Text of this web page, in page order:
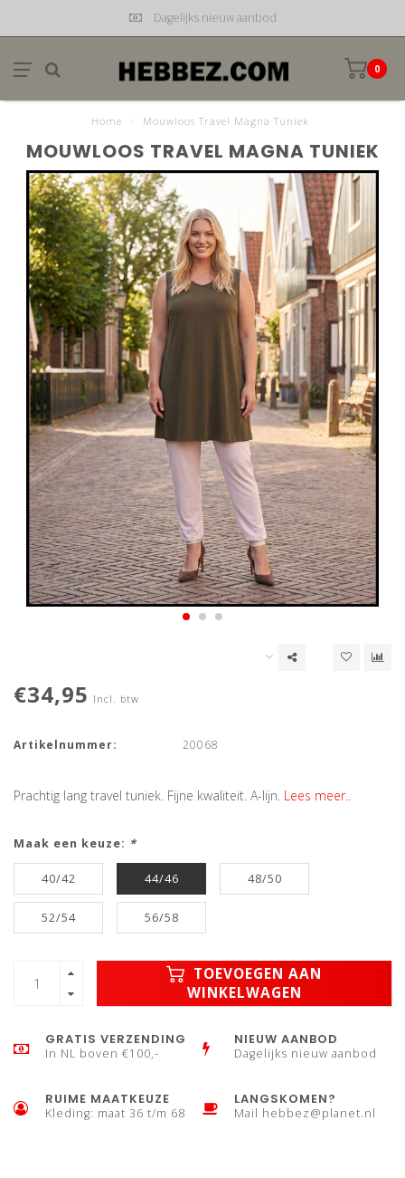
Dagelijks nieuw aanbod
0
Home Mouwloos Travel Magna Tuniek
MOUWLOOS TRAVEL MAGNA TUNIEK
€34,95 Incl. btw
Artikelnummer: 20068
Prachtig lang travel tuniek. Fijne kwaliteit. A-lijn. Lees meer..
Maak een keuze: *
40/42 44/46 48/50
52/54 56/58
TOEVOEGEN AAN
WINKELWAGEN
GRATIS VERZENDING
In NL boven €100,-
NIEUW AANBOD
Dagelijks nieuw aanbod
RUIME MAATKEUZE
Kleding: maat 36 t/m 68
LANGSKOMEN?
Mail hebbez@planet.nl